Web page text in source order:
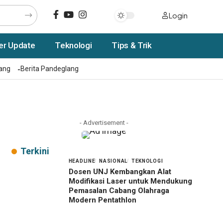
Login
Update Teknologi Tips & Trik
Berita Pandeglang
- Advertisement -
Terkini
HEADLINE NASIONAL TEKNOLOGI
Dosen UNJ Kembangkan Alat
Modifikasi Laser untuk Mendukung
Pemasalan Cabang Olahraga
Modern Pentathlon